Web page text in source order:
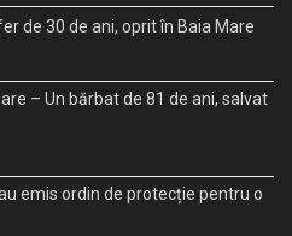
de 30 de ani, oprit în Baia Mare
– Un bărbat de 81 de ani, salvat
emis ordin de protecție pentru o